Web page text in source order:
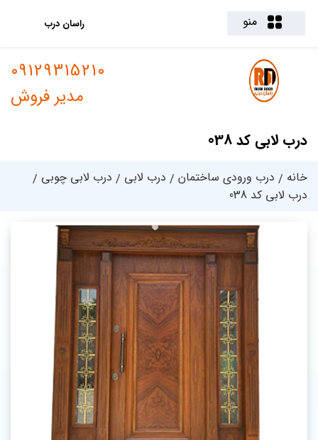
منو راسان درب
درب لابی کد 038
09129315210
مدیر فروش
خانه درب ورودی ساختمان درب لابی
درب لابی چوبی
درب لابی کد 038